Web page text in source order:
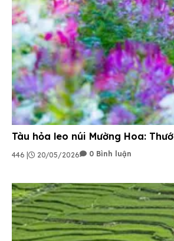
Tàu hỏa leo núi Mường Hoa:
446 | 20/05/2026 0 Bình luận